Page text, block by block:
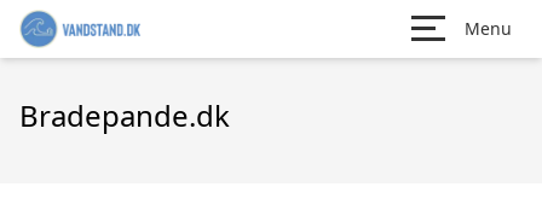
Menu
Bradepande.dk